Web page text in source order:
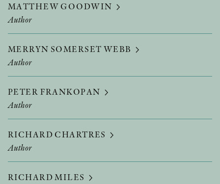
MATTHEW GOODWIN
Author
MERRYN SOMERSET WEBB
Author
PETER FRANKOPAN
Author
RICHARD CHARTRES
Author
RICHARD MILES